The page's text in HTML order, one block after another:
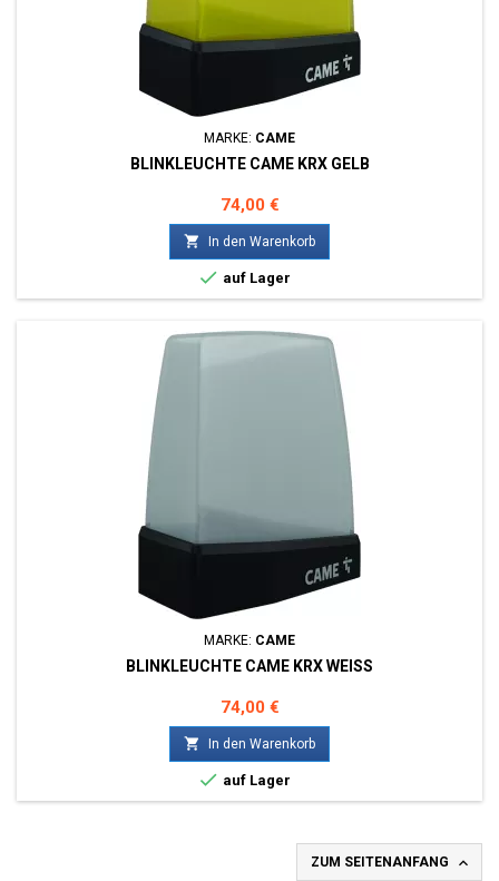
MARKE: CAME
BLINKLEUCHTE CAME KRX GELB
Preis
74,00 €
 In den Warenkorb
 auf Lager
MARKE: CAME
BLINKLEUCHTE CAME KRX WEISS
Preis
74,00 €
 In den Warenkorb
 auf Lager
ZUM SEITENANFANG 